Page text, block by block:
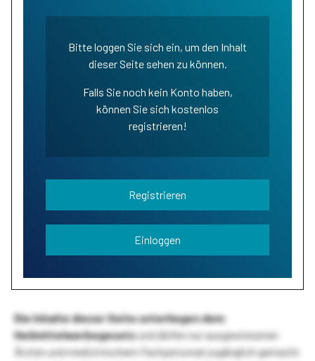
Bitte loggen Sie sich ein, um den Inhalt
dieser Seite sehen zu können.
Falls Sie noch kein Konto haben,
können Sie sich kostenlos
registrieren!
Registrieren
Einloggen
Die Inhalte dieser Seite unterliegen dem
Heilmittelwerbegesetzund dürfen nur ausgewiesenen
Ärzten und medizinischem Fachpersonal zugänglich gemacht